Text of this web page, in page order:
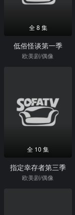
全 8 集
低俗怪谈第一季
欧美剧/偶像
全 10 集
指定幸存者第三季
欧美剧/偶像